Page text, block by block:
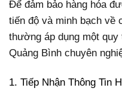
Để đảm bảo hàng hóa
tiến độ và minh bạch về
thường áp dụng một
Quảng Bình chuyên
1. Tiếp Nhận Thông Tin